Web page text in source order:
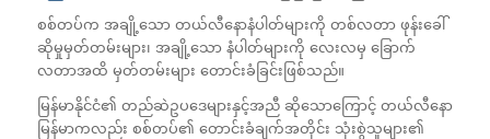
စစ်တပ်က အချို့သော တယ်လီနောနံပါတ်များကို တစ်လတာ ဖုန်းခေါ်
ဆိုမှုမှတ်တမ်းများ၊ အချို့သော နံပါတ်များကို လေးလမှ ခြောက်
လတာအထိ မှတ်တမ်းများ တောင်းခံခြင်းဖြစ်သည်။​
မြန်မာနိုင်ငံ၏ တည်ဆဲဥပဒေများနှင့်အညီ ဆိုသောကြောင့် တယ်လီနော
မြန်မာကလည်း စစ်တပ်၏ တောင်းခံချက်အတိုင်း သုံးစွဲသူများ၏